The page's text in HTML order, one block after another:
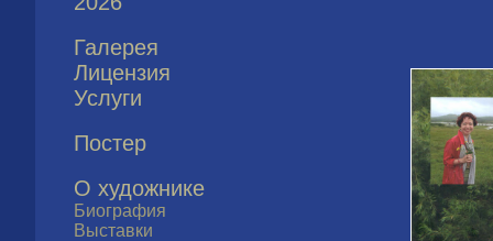
Галерея
Лицензия
Услуги
Постер
О художнике
Биография
Выставки